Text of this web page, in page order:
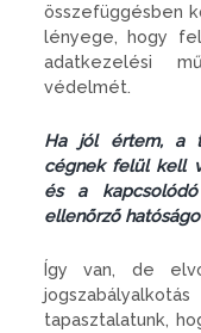
összefüggésben
lényege, hogy
adatkezelési
védelmét.
Ha jól értem, a
cégnek felül kell
és a kapcsolódó
ellenőrző
Így van, de
tapasztalatunk,